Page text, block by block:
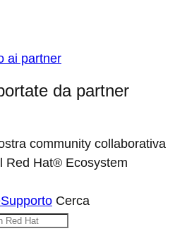
ai partner
da partner
community collaborativa
Red Hat® Ecosystem
Supporto Cerca